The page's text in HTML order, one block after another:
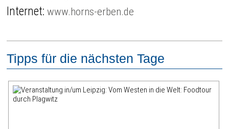
Internet:www.horns-erben.de
Tipps für die nächsten Tage